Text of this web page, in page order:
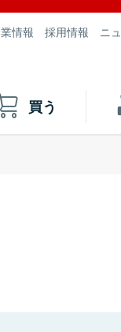
情報 採用情報 ニ
買う